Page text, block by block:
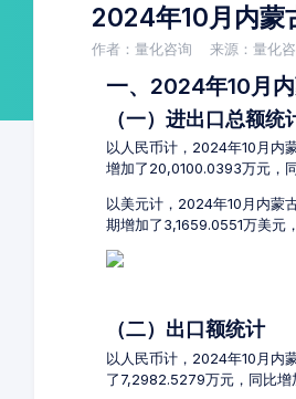
2024年10月内蒙
作者：量化咨询 来源：量化
一、2024年10月
（一）进出口总额统
以人民币计，2024年10月内
增加了20,0100.0393万元，
以美元计，2024年10月内蒙
期增加了3,1659.0551万美元
（二）出口额统计
以人民币计，2024年10月内
了7,2982.5279万元，同比增